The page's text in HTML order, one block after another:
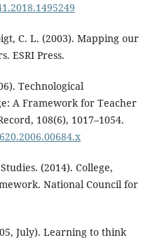
C. L. (2003). Mapping our
ESRI Press.
Technological
A Framework for Teacher
108(6), 1017–1054.
(2014). College,
National Council for
July). Learning to think